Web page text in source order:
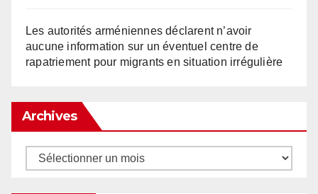
Les autorités arméniennes déclarent n’avoir
aucune information sur un éventuel centre de
rapatriement pour migrants en situation irrégulière
Archives
Archives